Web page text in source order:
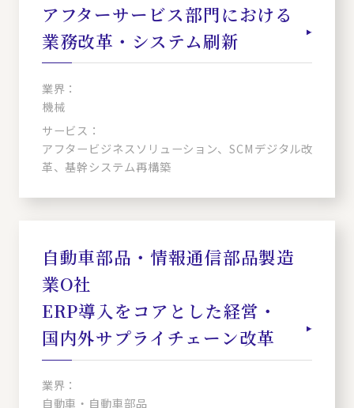
アフターサービス部門における
業務改革・システム刷新
業界：
機械
サービス：
アフタービジネスソリューション、SCMデジタル改
革、基幹システム再構築
自動車部品・情報通信部品製造
業O社
ERP導入をコアとした経営・
国内外サプライチェーン改革
業界：
自動車・自動車部品